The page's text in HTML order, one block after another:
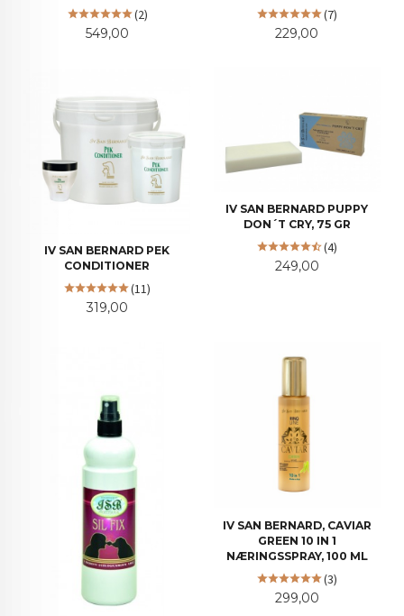
(2)
Pris
549,00
(7)
Pris
229,00
IV SAN BERNARD PEK
CONDITIONER
(11)
Pris
319,00
IV SAN BERNARD PUPPY
DON´T CRY, 75 GR
(4)
Pris
249,00
IV SAN BERNARD, CAVIAR
GREEN 10 IN 1
NÆRINGSSPRAY, 100 ML
(3)
Pris
299,00